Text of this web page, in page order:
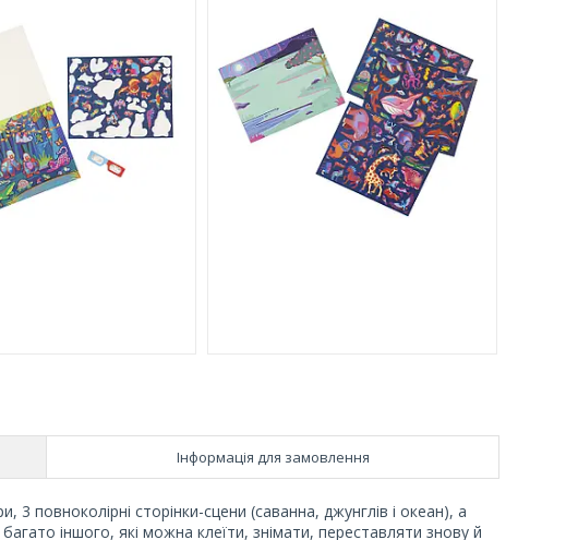
Інформація для замовлення
повноколірні сторінки-сцени (саванна, джунглів і океан), а
іншого, які можна клеїти, знімати, переставляти знову й